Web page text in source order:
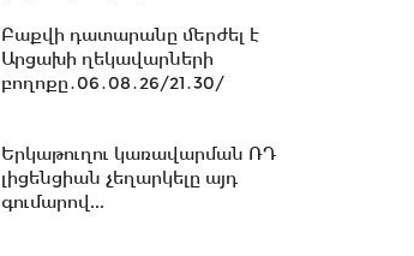
13:27 -Շալվա Պապուաշվիլին
շնորհավորական ուղերձ է
13:02 -ՀԷՑ-ը դառնալու է
պետական սեփականություն,
Բաքվի դատարանը մերժել է
Արցախի ղեկավարների
բողոքը․06․08․26/21․30/
Երկաթուղու կառավարման ՌԴ
լիցենցիան չեղարկելը այդ
գումարով...